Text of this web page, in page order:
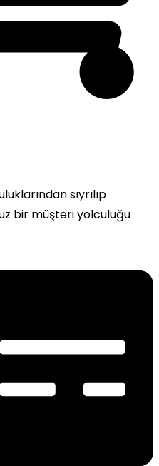
sıyrılıp
bir müşteri yolculuğu